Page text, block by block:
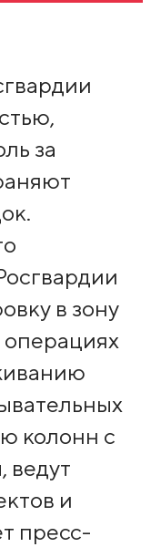
за
в зону
колонн с
ведут
и
пресс-